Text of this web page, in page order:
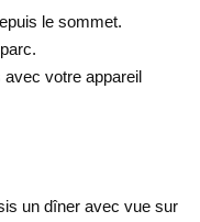
le sommet.
votre appareil
un dîner avec vue sur